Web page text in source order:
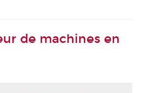
de machines en